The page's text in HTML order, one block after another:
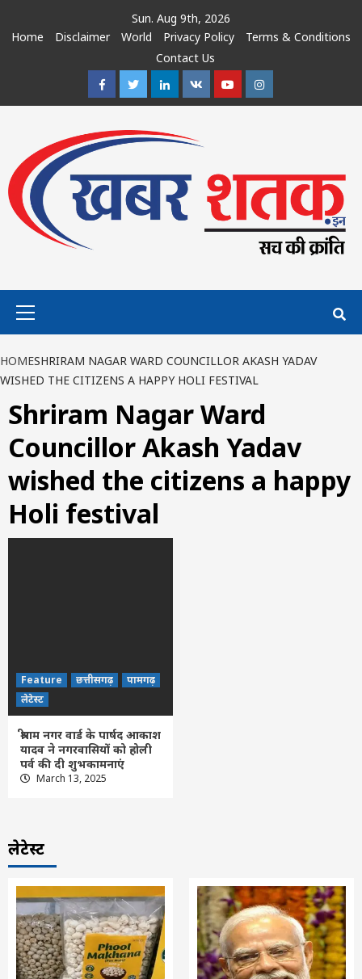
Sun. Aug 9th, 2026
Home
Disclaimer World Privacy Policy
Terms & Conditions
Contact Us
FacebookTwitterLinkedin
VK YoutubeInstagram
HOMESHRIRAM NAGAR WARD COUNCILLOR AKASH YADAV
WISHED THE CITIZENS A HAPPY HOLI FESTIVAL
Shriram Nagar Ward
Councillor Akash Yadav
wished the citizens a happy
Holi festival
Feature छत्तीसगढ़
पामगढ़
लेटेस्ट
श्रीराम नगर वार्ड के पार्षद आकाश
यादव ने नगरवासियों को होली
पर्व की दी शुभकामनाएं
March 13, 2025
लेटेस्ट